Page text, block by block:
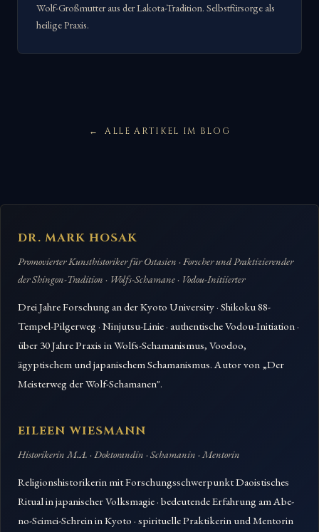
Wolf-Großmutter aus der Lakota-Tradition. Selbstfürsorge als
heilige Praxis.
ALLE ARTIKEL IM BLOG
DR. MARK HOSAK
Promovierter Kunsthistoriker für Ostasien · Forscher und Praktizierender
der Shingon-Tradition · Wolfs-Schamane · Vodou-Initiierter
Drei Jahre Forschung an der Kyoto University · Shikoku 88-
Tempel-Pilgerweg · Ninjutsu-Linie · authentische Vodou-Initiation ·
über 30 Jahre Praxis in Wolfs-Schamanismus, Voodoo,
ägyptischem und japanischem Schamanismus. Autor von „Der
Meisterweg der Wolf-Schamanen".
EILEEN WIESMANN
Historikerin M.A. · Doktorandin · Schamanin · Mentorin
Religionshistorikerin mit Forschungsschwerpunkt Daoistisches
Ritual in japanischer Volksmagie · bedeutende Erfahrung am Abe-
no-Seimei-Schrein in Kyoto · spirituelle Praktikerin und Mentorin